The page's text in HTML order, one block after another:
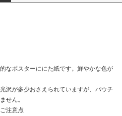
なポスターににた紙です。鮮やかな色が
沢が多少おさえられていますが、パウチ
せん。
注意点